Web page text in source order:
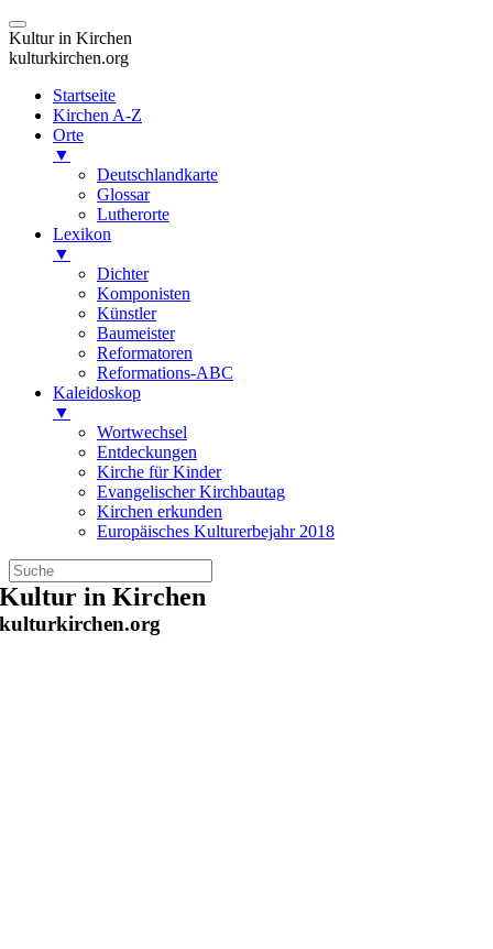
Kultur in Kirchen
kulturkirchen.org
Startseite
Kirchen A-Z
Orte
▼
Deutschlandkarte
Glossar
Lutherorte
Lexikon
▼
Dichter
Komponisten
Künstler
Baumeister
Reformatoren
Reformations-ABC
Kaleidoskop
▼
Wortwechsel
Entdeckungen
Kirche für Kinder
Evangelischer Kirchbautag
Kirchen erkunden
Europäisches Kulturerbejahr 2018
Zum
Inhalt
springen
Kultur in Kirchen
kulturkirchen.org